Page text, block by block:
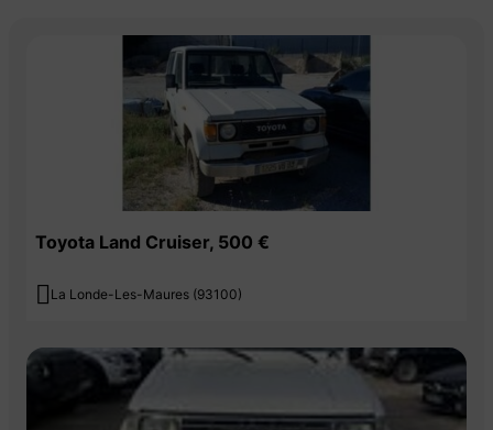
Toyota Land Cruiser, 500 €
 La Londe-Les-Maures (93100)